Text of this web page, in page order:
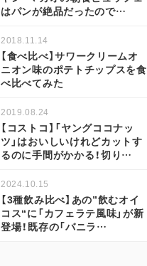
はパンが絶品だったので…
2018.11.14
【食べ比べ】サワークリームオ
ニオン味のポテトチップスを食
べ比べてみた
2019.08.24
【コストコ】「ヤングココナッ
ツ」はおいしいけれどカットす
るのに手間がかかる！切り…
2024.10.15
【3種飲み比べ】あの”飲むオイ
コス“に「カフェラテ風味」が新
登場！既存の「バニラ…